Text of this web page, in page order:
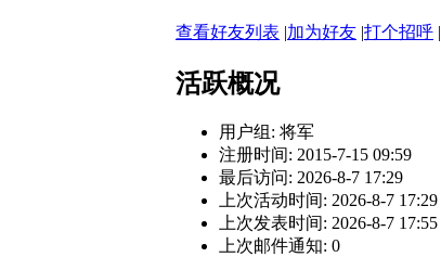
查看好友列表 |加为好友 |打个招呼 |
活跃概况
用户组: 将军
注册时间: 2015-7-15 09:59
最后访问: 2026-8-7 17:29
上次活动时间: 2026-8-7 17:29
上次发表时间: 2026-8-7 17:55
上次邮件通知: 0